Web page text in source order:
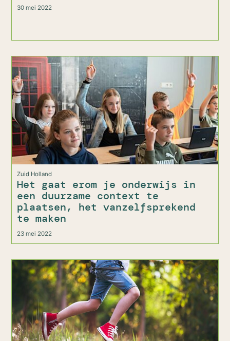
30 mei 2022
Zuid Holland
Het gaat erom je onderwijs in
een duurzame context te
plaatsen, het vanzelfsprekend
te maken
23 mei 2022